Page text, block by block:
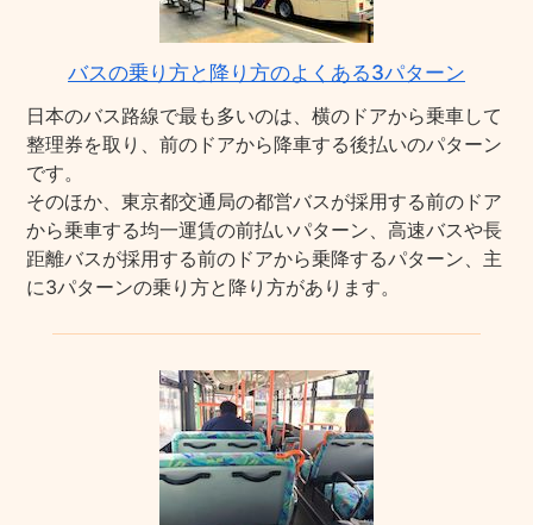
バスの乗り方と降り方のよくある3パターン
日本のバス路線で最も多いのは、横のドアから乗車して
整理券を取り、前のドアから降車する後払いのパターン
です。
そのほか、東京都交通局の都営バスが採用する前のドア
から乗車する均一運賃の前払いパターン、高速バスや長
距離バスが採用する前のドアから乗降するパターン、主
に3パターンの乗り方と降り方があります。